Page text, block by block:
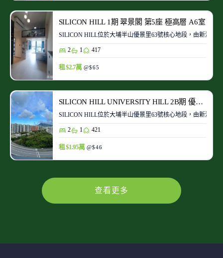
SILICON HILL 1期 翠景閣 第5座 極高層 A6室
SILICON HILL位於大埔半山優景里63號核心地段，由新鴻基
2 1 417
租 $2.7萬 @$65
SILICON HILL UNIVERSITY HILL 2B期 優景閣 第1座 極高層 A1室
SILICON HILL位於大埔半山優景里63號核心地段，由新鴻基
2 1 421
租 $1.95萬 @$46
查看更多